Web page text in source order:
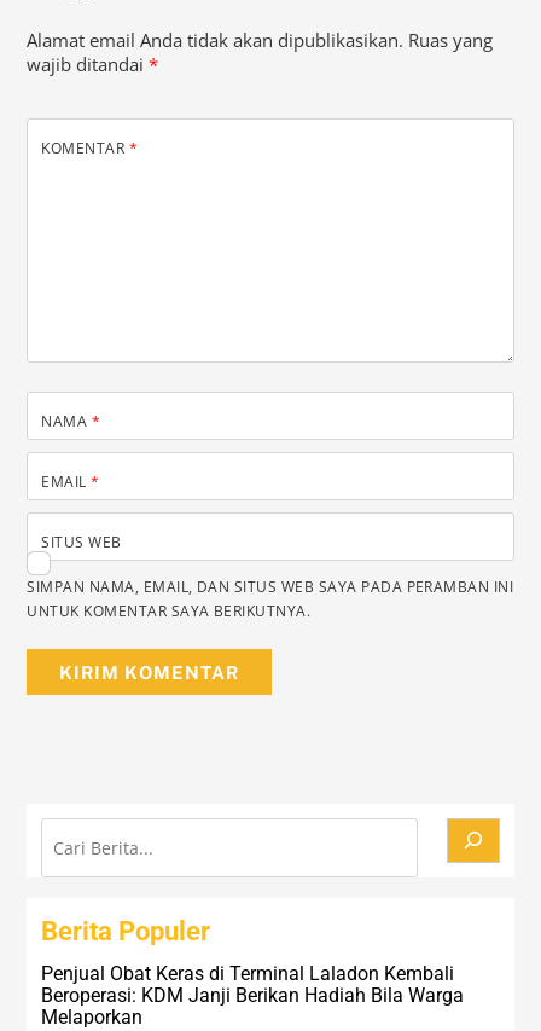
Alamat email Anda tidak akan dipublikasikan. Ruas yang
wajib ditandai*
KOMENTAR *
NAMA *
EMAIL*
SITUS WEB
SIMPAN NAMA, EMAIL, DAN SITUS WEB SAYA PADA PERAMBAN INI
UNTUK KOMENTAR SAYA BERIKUTNYA.
Cari
Berita Populer
Penjual Obat Keras di Terminal Laladon Kembali
Beroperasi: KDM Janji Berikan Hadiah Bila Warga
Melaporkan